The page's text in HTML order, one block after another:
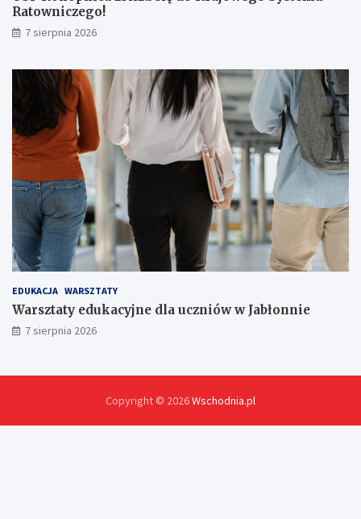
e
r
!
Ratowniczego!
7 sierpnia 2026
EDUKACJA WARSZTATY
Warsztaty edukacyjne dla uczniów w Jabłonnie
7 sierpnia 2026
Copyright © 2026Wschodnia.pl